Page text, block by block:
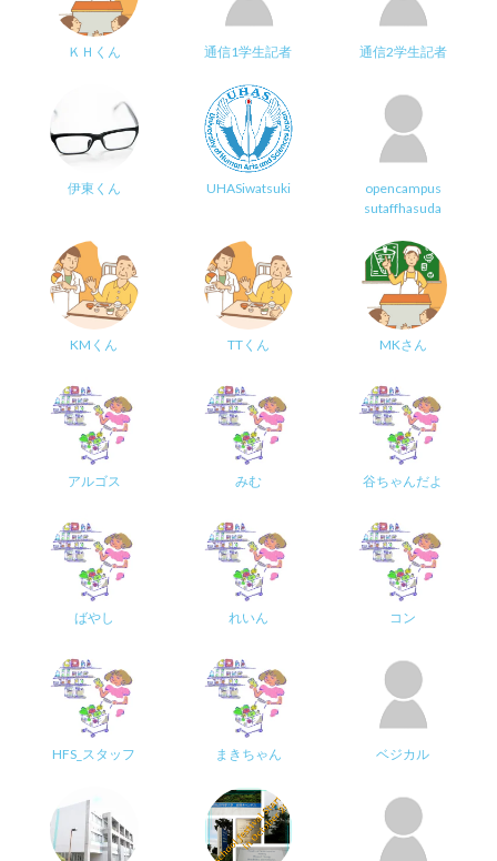
ＫＨくん 通信1学生記者 通信2学生記者
伊東くん UHASiwatsuki
opencampus
sutaffhasuda
KMくん TTくん MKさん
アルゴス みむ 谷ちゃんだよ
ばやし れいん コン
HFS_スタッフ まきちゃん ベジカル